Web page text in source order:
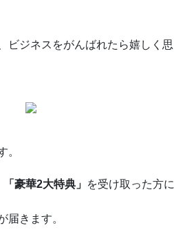
ビジネスをがんばれたら嬉しく思
。
豪華2大特典」 を受け取った方に
届きます。